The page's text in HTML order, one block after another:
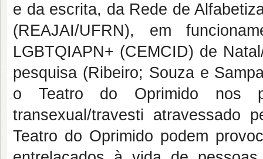
e da escrita, da Rede de
(REAJAI/UFRN), em
LGBTQIAPN+ (CEMCID) de
pesquisa (Ribeiro; Souza e
o Teatro do Oprimido nos
transexual/travesti atravessado
Teatro do Oprimido podem